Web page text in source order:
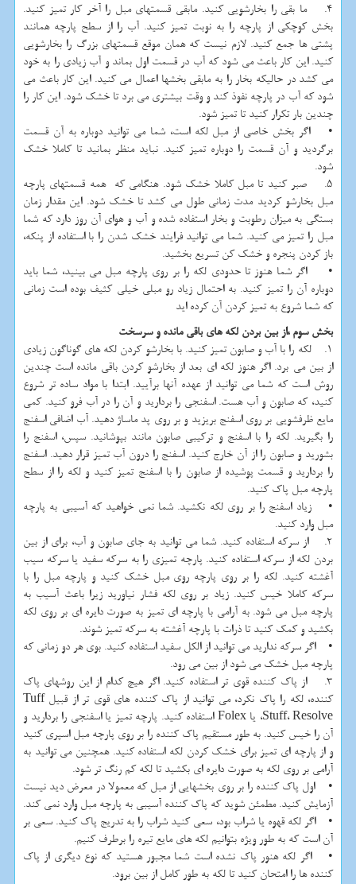
4. ما بقی را بخارشویی کنید. مابقی قسمتهای مبل را آخر کار تمیز کنید.
بخش کوچکی از پارچه را به نوبت تمیز کنید. آب را از سطح پارچه همانند
پشتی ها جمع کنید. لازم نیست که همان موقع قسمتهای بزرگ را بخارشویی
کنید. این کار باعث می شود که آب در قسمت اول بماند و آب زیادی را به خود
می کشد در حالیکه بخار را به مابقی بخشها اعمال می کنید. این کار باعث می
شود که آب در پارچه نفوذ کند و وقت بیشتری می برد تا خشک شود. این کار را
چندین بار تکرار کنید تا تمیز شود.
• اگر بخش خاصی از مبل لکه است، شما می توانید دوباره به آن قسمت
برگردید و آن قسمت را دوباره تمیز کنید. نباید منظر بمانید تا کاملا خشک
شود.
5. صبر کنید تا مبل کاملا خشک شود. هنگامی که همه قسمتهای پارچه
مبل بخارشو کردید مدت زمانی طول می کشد تا خشک شود. این مقدار زمان
بستگی به میزان رطوبت و بخار استفاده شده و آب و هوای آن روز دارد که شما
مبل را تمیز می کنید. شما می توانید فرایند خشک شدن را با استفاده از پنکه،
باز کردن پنجره و خشک کن تسریع بخشید.
• اگر شما هنوز تا حدودی لکه را بر روی پارچه مبل می بینید، شما باید
دوباره آن را تمیز کنید. به احتمال زیاد رو مبلی خیلی کثیف بوده است زمانی
که شما شروع به تمیز کردن آن کرده اید
بخش سوم ،از بین بردن لکه های باقی مانده و سرسخت
1. لکه را با آب و صابون تمیز کنید. با بخارشو کردن لکه های گوناگون زیادی
از بین می برد. اگر هنوز لکه ای بعد از بخارشو کردن باقی مانده است چندین
روش است که شما می توانید از عهده آنها برآیید. ابتدا با مواد ساده تر شروع
کنید، که صابون و آب هست. اسفنجی را بردارید و آن را در آب فرو کنید. کمی
مایع ظرفشویی بر روی اسفنج بریزید و بر روی پد ماساژ دهید. آب اضافی اسفنج
را بگیرید. لکه را با اسفنج و ترکیبی صابون مانند بپوشانید. سپس، اسفنج را
بشورید و صابون را از آن خارج کنید. اسفنج را درون آب تمیز قرار دهید. اسفنج
را بردارید و قسمت پوشیده از صابون را با اسفنج تمیز کنید و لکه را از سطح
پارچه مبل پاک کنید.
• زیاد اسفنج را بر روی لکه نکشید. شما نمی خواهید که آسیبی به پارچه
مبل وارد کنید.
2. از سرکه استفاده کنید. شما می توانید به جای صابون و آب، برای از بین
بردن لکه از سرکه استفاده کنید. پارچه تمیزی را به سرکه سفید یا سرکه سیب
آغشته کنید. لکه را بر روی پارچه روی مبل خشک کنید و پارچه مبل را با
سرکه کاملا خیس کنید. زیاد بر روی لکه فشار نیاورید زیرا باعث آسیب به
پارچه مبل می شود. به آرامی با پارچه ای تمیز به صورت دایره ای بر روی لکه
بکشید و کمک کنید تا ذرات با پارچه آغشته به سرکه تمیز شوند.
• اگر سرکه ندارید می توانید از الکل سفید استفاده کنید. بوی هر دو زمانی که
پارچه مبل خشک می شود از بین می رود.
3. از پاک کننده قوی تر استفاده کنید. اگر هیچ کدام از این روشهای پاک
کننده، لکه را پاک نکرد، می توانید از پاک کننده های قوی تر از قبیل Tuff
Stuff، Resolve، یا Folex استفاده کنید. پارچه تمیز یا اسفنجی را بردارید و
آن را خیس کنید. به طور مستقیم پاک کننده را بر روی پارچه مبل اسپری کنید
و از پارچه ای تمیز برای خشک کردن لکه استفاده کنید. همچنین می توانید به
آرامی بر روی لکه به صورت دایره ای بکشید تا لکه کم رنگ تر شود.
• اول پاک کننده را بر روی بخشهایی از مبل که معمولا در معرض دید نیست
آزمایش کنید. مطمئن شوید که پاک کننده آسیبی به پارچه مبل وارد نمی کند.
• اگر لکه قهوه یا شراب بود، سعی کنید شراب را به تدریج پاک کنید. سعی بر
آن است که به طور ویژه بتوانیم لکه های مایع تیره را برطرف کنیم.
• اگر لکه هنور پاک نشده است شما مجبور هستید که نوع دیگری از پاک
کننده ها را امتحان کنید تا لکه به طور کامل از بین برود.